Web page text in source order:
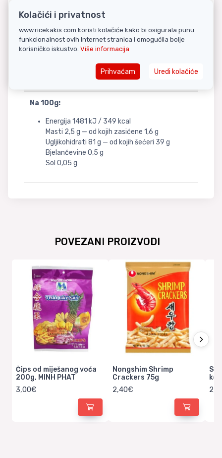
Alergeni:
Sadrži
mlijeko
kikirikijaikokosa.
Zemlja podrijetla: Tajvan
Nutritivne informacije
Na 100g:
Energija 1481 kJ / 349 kcal
Masti 2,5 g — od kojih zasićene 1,6 g
Ugljikohidrati 81 g — od kojih šećeri 39 g
Bjelančevine 0,5 g
Sol 0,05 g
POVEZANI PROIZVODI
Čips od miješanog voća
200g, MINH PHAT
3,00€
Nongshim Shrimp
Crackers 75g
2,40€
Sa
Kolačići i privatnost
www.ricekakis.com koristi kolačiće kako bi osigurala punu
funkcionalnost ovih Internet stranica i omogućila bolje
korisničko iskustvo. Više informacija
Prihvaćam Uredi kolačiće